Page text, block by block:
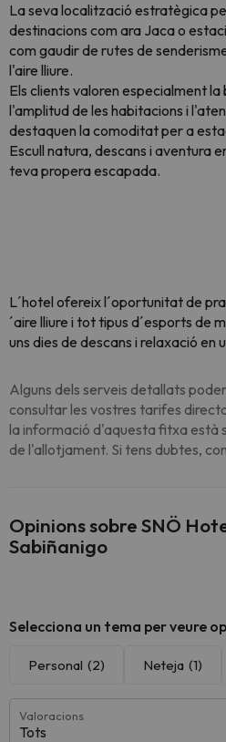
La seva localització estratègica
destinacions com ara Jacao
com gaudir de rutes de
l'aire lliure.
Els clients valoren especialment
l'amplitud de les habitacions i
destaquen la comoditat per a
Escull natura, descans i aventura
teva propera escapada.
L´hotel ofereix l´oportunitat de
´aire lliure i tot tipus d´esports de
uns dies de descans i relaxació en
Alguns dels serveis detallats
consultar les vostres tarifes
la informació d'aquesta fitxa està
de l'allotjament. Si tens dubtes,
Opinions sobre SNÖ
Sabiñanigo
Selecciona un tema per veure
Personal (2) Neteja (1)
Valoracions
Tots